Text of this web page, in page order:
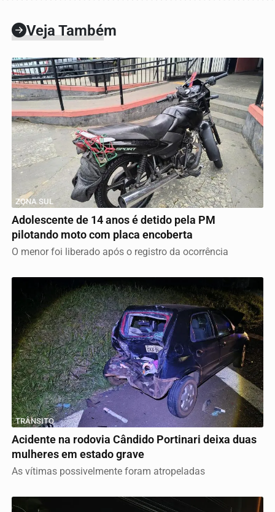
Veja Também
ZONA SUL
Adolescente de 14 anos é detido pela PM
pilotando moto com placa encoberta
O menor foi liberado após o registro da ocorrência
TRÂNSITO
Acidente na rodovia Cândido Portinari deixa duas
mulheres em estado grave
As vítimas possivelmente foram atropeladas